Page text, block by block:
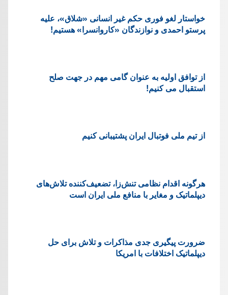
خواستار لغو فوری حکم غیر انسانی «شلاق»، علیه
پرستو احمدی و نوازندگان «کاروانسرا» هستیم!
از توافق اولیه به عنوان گامی مهم در جهت صلح
استقبال می کنیم!
از تیم ملی فوتبال ایران پشتیبانی کنیم
هرگونه اقدام نظامی تنش‌زا، تضعیف‌کننده تلاش‌های
دیپلماتیک و مغایر با منافع ملی ایران است
ضرورت پیگیری جدی مذاکرات و تلاش برای حل
دیپلماتیک اختلافات با امریکا